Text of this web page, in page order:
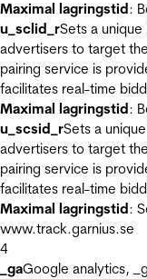
Maximal lagringstid:
u_sclid_rSets a
advertisers to target
pairing service is
facilitates real-time
Maximal lagringstid:
u_scsid_rSets a
advertisers to target
pairing service is
facilitates real-time
Maximal lagringstid:
www.track.garnius.se
4
_gaGoogle analytics,